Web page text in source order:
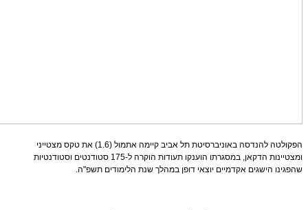
הפקולטה להנדסה באוניברסיטת תל אביב קיימה אתמול (1.6) את טקס מצטייני
ומצטיינות הדקאן, במסגרתו הוענקו תעודות הוקרה ל-175 סטודנטים וסטודנטיות
שהפגינו הישגים אקדמיים יוצאי דופן במהלך שנת הלימודים תשפ"ה.